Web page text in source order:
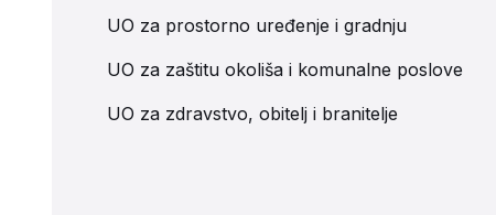
UO za prostorno uređenje i gradnju
UO za zaštitu okoliša i komunalne poslove
UO za zdravstvo, obitelj i branitelje